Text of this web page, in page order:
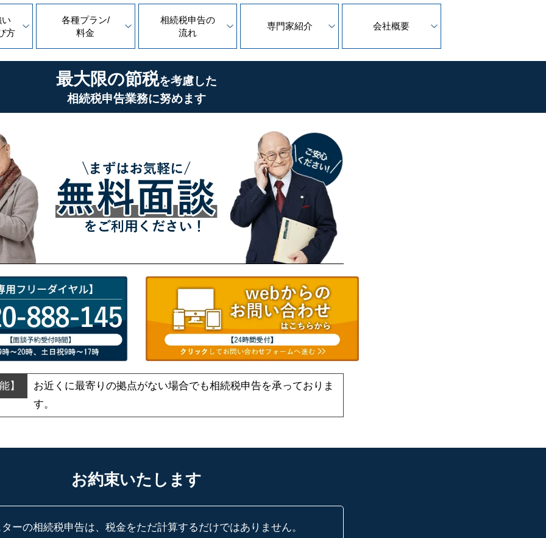
方
各種プラン/
料金
相続税申告の
流れ
専門家紹介 会社概要
最大限の節税を考慮した
相続税申告業務に努めます
お近くに最寄りの拠点がない場合でも相続税申告を承っておりま
す。
お約束いたします
ーの相続税申告は、税金をただ計算するだけではありません。